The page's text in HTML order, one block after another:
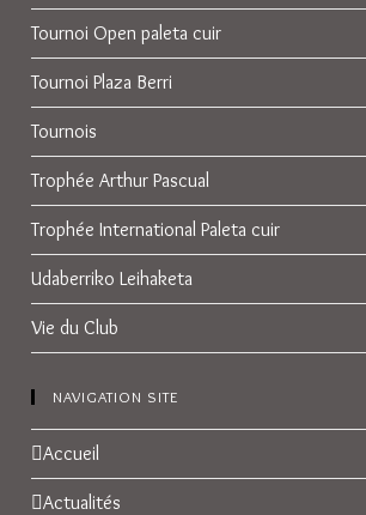
Tournoi Open paleta cuir
Tournoi Plaza Berri
Tournois
Trophée Arthur Pascual
Trophée International Paleta cuir
Udaberriko Leihaketa
Vie du Club
NAVIGATION SITE
Accueil
Actualités